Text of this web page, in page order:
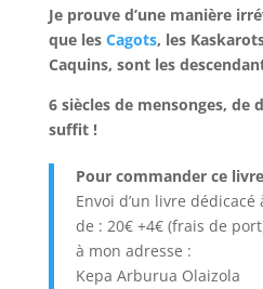
Je prouve d’une manière
que les Cagots, les
Caquins, sont les
6 siècles de mensonges, de
suffit !
Pour commander ce livre
Envoi d’un livre
de : 20€ +4€ (frais de
à mon adresse :
Kepa Arburua Olaizola